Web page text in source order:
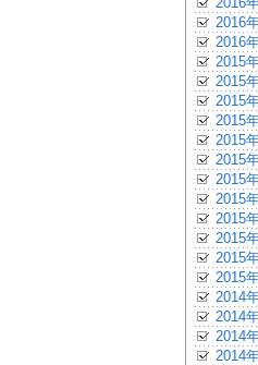
2016
2016
2015
2015
2015
2015
2015
2015
2015
2015
2015
2015
2015
2015
2014
2014
2014
2014